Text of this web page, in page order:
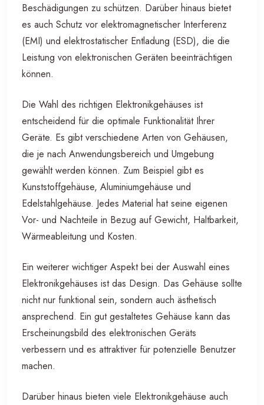
Beschädigungen zu schützen. Darüber hinaus bietet
es auch Schutz vor elektromagnetischer Interferenz
(EMI) und elektrostatischer Entladung (ESD), die die
Leistung von elektronischen Geräten beeinträchtigen
können.
Die Wahl des richtigen Elektronikgehäuses ist
entscheidend für die optimale Funktionalität Ihrer
Geräte. Es gibt verschiedene Arten von Gehäusen,
die je nach Anwendungsbereich und Umgebung
gewählt werden können. Zum Beispiel gibt es
Kunststoffgehäuse, Aluminiumgehäuse und
Edelstahlgehäuse. Jedes Material hat seine eigenen
Vor- und Nachteile in Bezug auf Gewicht, Haltbarkeit,
Wärmeableitung und Kosten.
Ein weiterer wichtiger Aspekt bei der Auswahl eines
Elektronikgehäuses ist das Design. Das Gehäuse sollte
nicht nur funktional sein, sondern auch ästhetisch
ansprechend. Ein gut gestaltetes Gehäuse kann das
Erscheinungsbild des elektronischen Geräts
verbessern und es attraktiver für potenzielle Benutzer
machen.
Darüber hinaus bieten viele Elektronikgehäuse auch